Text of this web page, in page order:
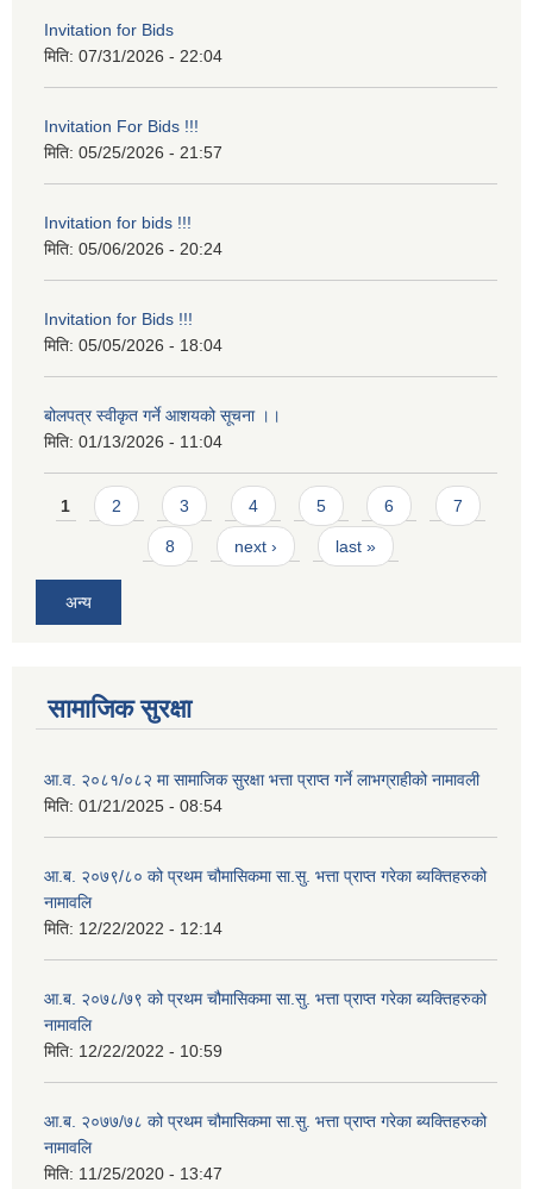
Invitation for Bids
मिति: 07/31/2026 - 22:04
Invitation For Bids !!!
मिति: 05/25/2026 - 21:57
Invitation for bids !!!
मिति: 05/06/2026 - 20:24
Invitation for Bids !!!
मिति: 05/05/2026 - 18:04
बोलपत्र स्वीकृत गर्ने आशयको सूचना ।।
मिति: 01/13/2026 - 11:04
Pages
1 2 3 4 5 6 7
8 next › last »
अन्य
सामाजिक सुरक्षा
आ.व. २०८१/०८२ मा सामाजिक सुरक्षा भत्ता प्राप्त गर्ने लाभग्राहीको नामावली
मिति: 01/21/2025 - 08:54
आ.ब. २०७९/८० को प्रथम चौमासिकमा सा.सु. भत्ता प्राप्त गरेका ब्यक्तिहरुको
नामावलि
मिति: 12/22/2022 - 12:14
आ.ब. २०७८/७९ को प्रथम चौमासिकमा सा.सु. भत्ता प्राप्त गरेका ब्यक्तिहरुको
नामावलि
मिति: 12/22/2022 - 10:59
आ.ब. २०७७/७८ को प्रथम चौमासिकमा सा.सु. भत्ता प्राप्त गरेका ब्यक्तिहरुको
नामावलि
मिति: 11/25/2020 - 13:47